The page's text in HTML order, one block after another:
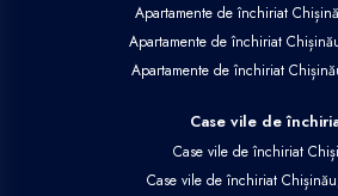
Apartamente de închiriat
Apartamente de închiriat
Apartamente de închiriat
Case vile de
Case vile de închiriat
Case vile de închiriat